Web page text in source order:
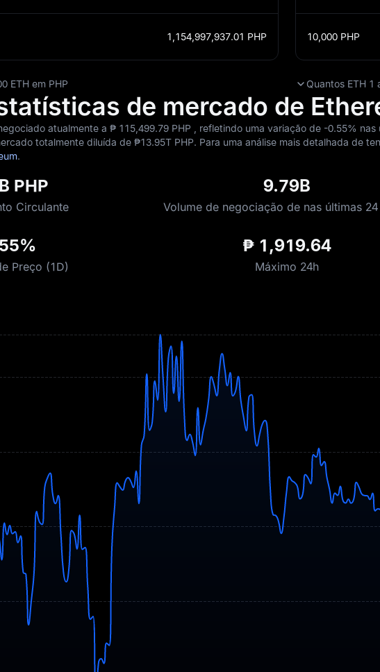
1,154,997,937.01 PHP 10,000 PHP
ETH em PHP Quantos ETH 1
de mercado de
atualmente a ₱‎ 115,499.79 PHP , refletindo uma variação de -0.55% nas
totalmente diluída de ₱‎13.95T PHP. Para uma análise mais detalhada de
.
PHP
Circulante
9.79B
Volume de negociação de nas últimas
Preço (1D)
₱ 1,919.64
Máximo 24h